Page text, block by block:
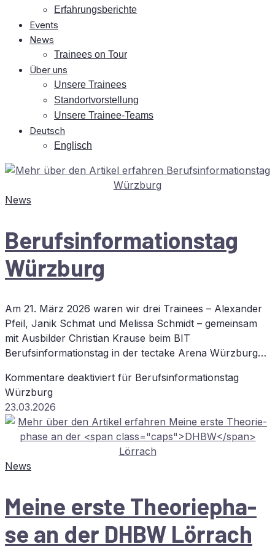
Er­fah­rungs­be­rich­te
Events
News
Trai­nees on Tour
Über uns
Un­se­re Trainees
Stand­ort­vor­stel­lung
Un­se­re Trainee-Teams
Deutsch
Eng­lisch
News
Be­rufs­in­for­ma­ti­ons­tag
Würzburg
Am 21. März 2026 waren wir drei Trainees – Alexander
Pfeil, Janik Schmat und Melissa Schmidt – gemeinsam
mit Ausbilder Christian Krause beim BIT
Berufsinformationstag in der tectake Arena Würzburg…
Kommentare deaktiviert für Be­rufs­in­for­ma­ti­ons­tag
Würzburg
23.03.2026
News
Mei­ne ers­te Theo­rie­pha­
se an der DHBW Lörrach